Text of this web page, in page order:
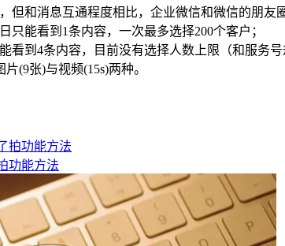
和消息互通程度相比，企业微信和微信的朋友
能看到1条内容，一次最多选择200个客户；
到4条内容，目前没有选择人数上限（和服务号
(9张)与视频(15s)两种。
功能方法